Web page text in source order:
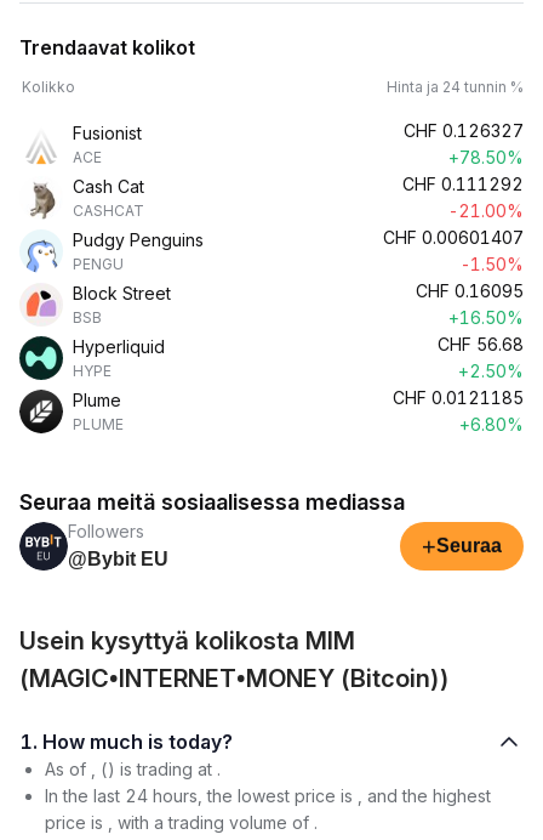
Trendaavat kolikot
Kolikko Hinta ja 24 tunnin %
Fusionist
ACE
CHF 0.126327
+78.50%
Cash Cat
CASHCAT
CHF 0.111292
-21.00%
Pudgy Penguins
PENGU
CHF 0.00601407
-1.50%
Block Street
BSB
CHF 0.16095
+16.50%
Hyperliquid
HYPE
CHF 56.68
+2.50%
Plume
PLUME
CHF 0.0121185
+6.80%
Seuraa meitä sosiaalisessa mediassa
Followers
@Bybit EU
+Seuraa
Usein kysyttyä kolikosta MIM
(MAGIC•INTERNET•MONEY (Bitcoin))
1. How much is today?
As of , () is trading at .
In the last 24 hours, the lowest price is , and the highest
price is , with a trading volume of .